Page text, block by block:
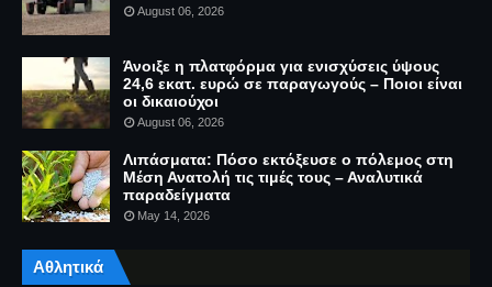
August 06, 2026
Άνοιξε η πλατφόρμα για ενισχύσεις ύψους
24,6 εκατ. ευρώ σε παραγωγούς – Ποιοι είναι
οι δικαιούχοι
August 06, 2026
Λιπάσματα: Πόσο εκτόξευσε ο πόλεμος στη
Μέση Ανατολή τις τιμές τους – Αναλυτικά
παραδείγματα
May 14, 2026
Αθλητικά